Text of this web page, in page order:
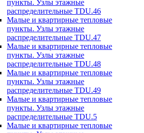
пункты. Узлы этажные
распределительные TDU.46
Малые и квартирные тепловые
пункты. Узлы этажные
распределительные TDU.47
Малые и квартирные тепловые
пункты. Узлы этажные
распределительные TDU.48
Малые и квартирные тепловые
пункты. Узлы этажные
распределительные TDU.49
Малые и квартирные тепловые
пункты. Узлы этажные
распределительные TDU.5
Малые и квартирные тепловые